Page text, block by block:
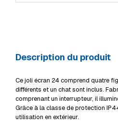
Livraison volumineux / camion
Détails livraison & retrait
Description du produit
Ce joli écran 24 comprend quatre
différents et un chat sont inclus.
comprenant un interrupteur, il
Grâce à la classe de protection
utilisation en extérieur.